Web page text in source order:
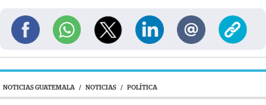
NOTICIAS GUATEMALA / NOTICIAS / POLÍTICA